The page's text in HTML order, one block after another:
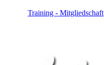
Training - Mitgliedschaft